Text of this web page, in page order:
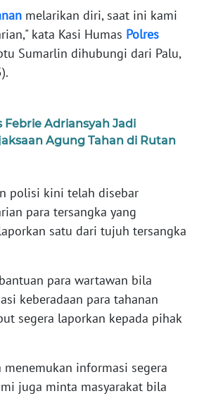
melarikan diri, saat ini kami
kata Kasi Humas Polres
Sumarlin dihubungi dari Palu,
Febrie Adriansyah Jadi
Agung Tahan di Rutan
polisi kini telah disebar
para tersangka yang
satu dari tujuh tersangka
para wartawan bila
keberadaan para tahanan
segera laporkan kepada pihak
menemukan informasi segera
juga minta masyarakat bila